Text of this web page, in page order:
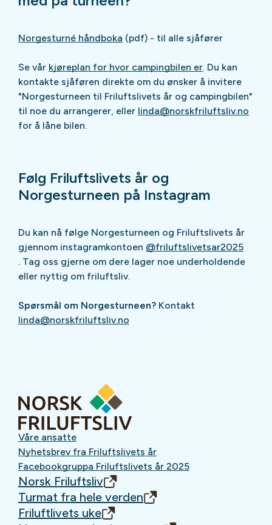
Norgesturné håndboka (pdf) - til alle sjåfører
Se vår kjøreplan for hvor campingbilen er. Du kan
kontakte sjåføren direkte om du ønsker å invitere
"Norgesturneen til Friluftslivets år og campingbilen"
til noe du arrangerer, eller linda@norskfriluftsliv.no
for å låne bilen.
Følg Friluftslivets år og
Norgesturneen på Instagram
Du kan nå følge Norgesturneen og Friluftslivets år
gjennom instagramkontoen @friluftslivetsar2025
. Tag oss gjerne om dere lager noe underholdende
eller nyttig om friluftsliv.
Spørsmål om Norgesturneen? Kontakt
linda@norskfriluftsliv.no
Våre ansatte
Nyhetsbrev fra Friluftslivets år
Facebookgruppa Friluftslivets år 2025
Norsk Friluftsliv
Turmat fra hele verden
Friluftlivets uke